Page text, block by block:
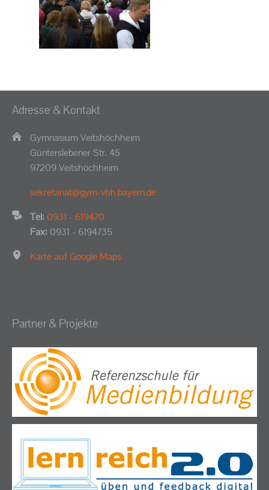
Adresse & Kontakt
Gymnasium Veitshöchheim
Günterslebener Str. 45
97209 Veitshöchheim
sekretariat@gym-vhh.bayern.de
Tel: 0931 - 619470
Fax: 0931 - 6194735
Karte auf Google Maps
Partner & Projekte